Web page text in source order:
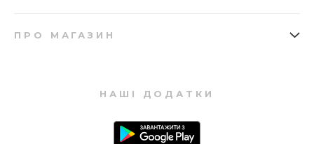
ПРО МАГАЗИН
Партнерська програма
НАШІ ДОДАТКИ